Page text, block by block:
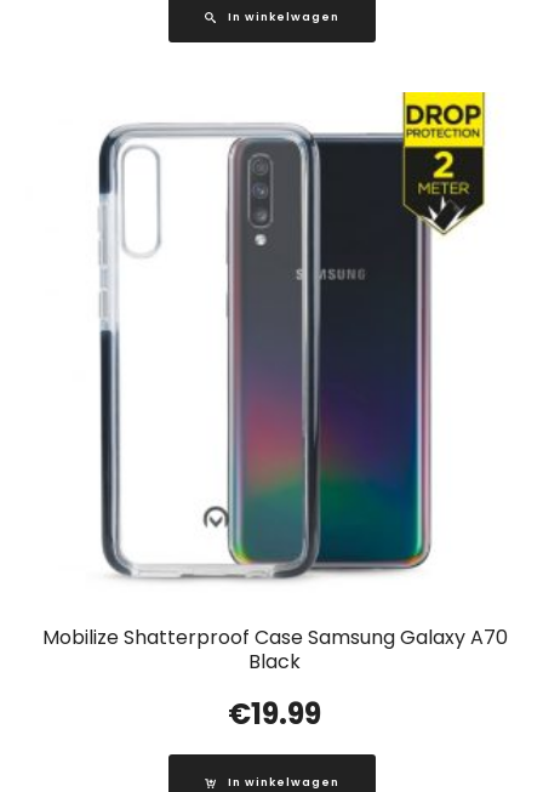
In winkelwagen
Mobilize Shatterproof Case Samsung Galaxy A70
Black
€19.99
In winkelwagen